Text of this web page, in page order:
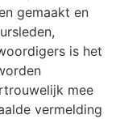
gemaakt en
is het
mee
vermelding